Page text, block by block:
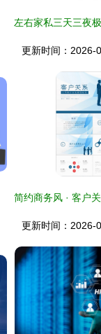
更新时间：2026-
更新时间：2026-